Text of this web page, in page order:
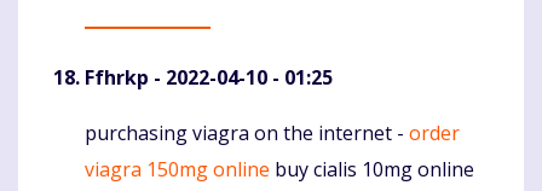
Ffhrkp - 2022-04-10 - 01:25
Komentaras
purchasing viagra on the internet - order
viagra 150mg online buy cialis 10mg online